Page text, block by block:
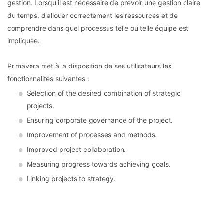
gestion. Lorsqu'il est nécessaire de prévoir une gestion claire
du temps, d'allouer correctement les ressources et de
comprendre dans quel processus telle ou telle équipe est
impliquée.
Primavera met à la disposition de ses utilisateurs les
fonctionnalités suivantes :
Selection of the desired combination of strategic
projects.
Ensuring corporate governance of the project.
Improvement of processes and methods.
Improved project collaboration.
Measuring progress towards achieving goals.
Linking projects to strategy.